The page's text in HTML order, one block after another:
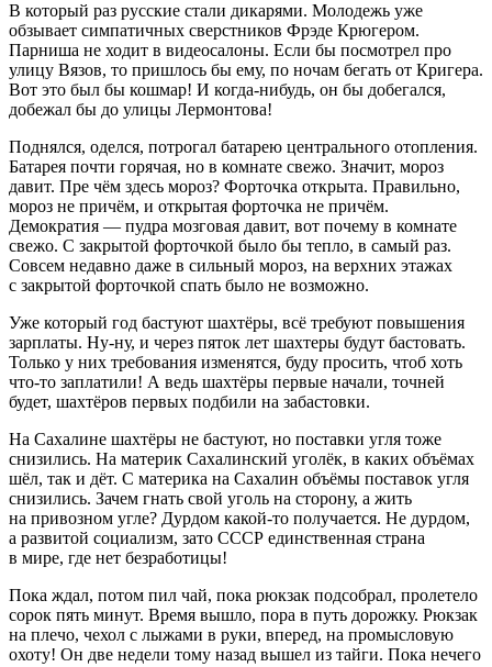
В который раз русские стали дикарями. Молодежь уже
обзывает симпатичных сверстников Фрэде Крюгером.
Парниша не ходит в видеосалоны. Если бы посмотрел про
улицу Вязов, то пришлось бы ему, по ночам бегать от Кригера.
Вот это был бы кошмар! И когда-нибудь, он бы добегался,
добежал бы до улицы Лермонтова!
Поднялся, оделся, потрогал батарею центрального отопления.
Батарея почти горячая, но в комнате свежо. Значит, мороз
давит. Пре чём здесь мороз? Форточка открыта. Правильно,
мороз не причём, и открытая форточка не причём.
Демократия — пудра мозговая давит, вот почему в комнате
свежо. С закрытой форточкой было бы тепло, в самый раз.
Совсем недавно даже в сильный мороз, на верхних этажах
с закрытой форточкой спать было не возможно.
Уже который год бастуют шахтёры, всё требуют повышения
зарплаты. Ну-ну, и через пяток лет шахтеры будут бастовать.
Только у них требования изменятся, буду просить, чтоб хоть
что-то заплатили! А ведь шахтёры первые начали, точней
будет, шахтёров первых подбили на забастовки.
На Сахалине шахтёры не бастуют, но поставки угля тоже
снизились. На материк Сахалинский уголёк, в каких объёмах
шёл, так и дёт. С материка на Сахалин объёмы поставок угля
снизились. Зачем гнать свой уголь на сторону, а жить
на привозном угле? Дурдом какой-то получается. Не дурдом,
а развитой социализм, зато СССР единственная страна
в мире, где нет безработицы!
Пока ждал, потом пил чай, пока рюкзак подсобрал, пролетело
сорок пять минут. Время вышло, пора в путь дорожку. Рюкзак
на плечо, чехол с лыжами в руки, вперед, на промысловую
охоту! Он две недели тому назад вышел из тайги. Пока нечего